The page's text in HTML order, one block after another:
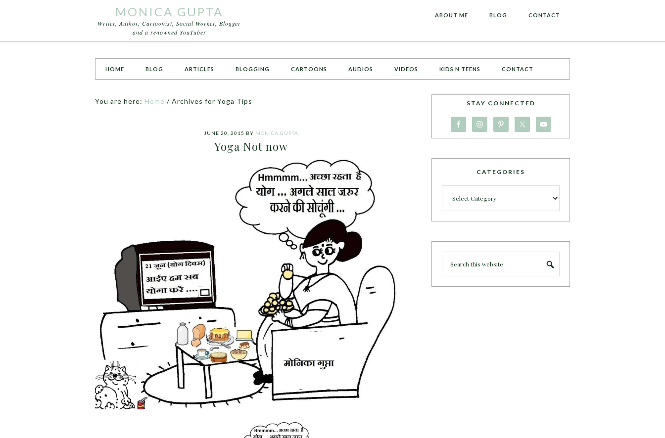
MONICA GUPTA
Writer, Author, Cartoonist, Social Worker, Blogger
and a renowned YouTuber
ABOUT ME BLOG CONTACT
HOME BLOG ARTICLES BLOGGING CARTOONS AUDIOS VIDEOS KIDS N TEENS CONTACT
You are here: Home / Archives for Yoga Tips
JUNE 20, 2015 BY MONICA GUPTA
Yoga Not now
STAY CONNECTED
CATEGORIES